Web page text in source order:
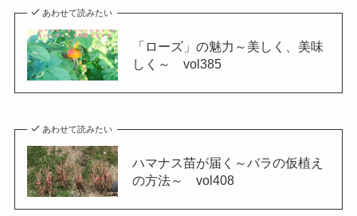
あわせて読みたい
「ローズ」の魅力～美しく、美味
しく～ vol385
あわせて読みたい
ハマナス苗が届く～バラの仮植え
の方法～ vol408